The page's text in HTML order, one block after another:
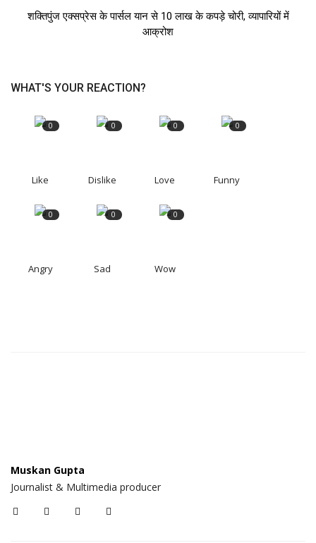
शक्तिपुंज एक्सप्रेस के पार्सल यान से 10 लाख के कपड़े चोरी, व्यापारियों में
आक्रोश
WHAT'S YOUR REACTION?
0
Like
0
Dislike
0
Love
0
Funny
0
Angry
0
Sad
0
Wow
Muskan Gupta
Journalist & Multimedia producer